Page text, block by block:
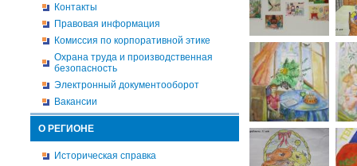
Контакты
Правовая информация
Комиссия по корпоративной этике
Охрана труда и производственная
безопасность
Электронный документооборот
Вакансии
О РЕГИОНЕ
Историческая справка